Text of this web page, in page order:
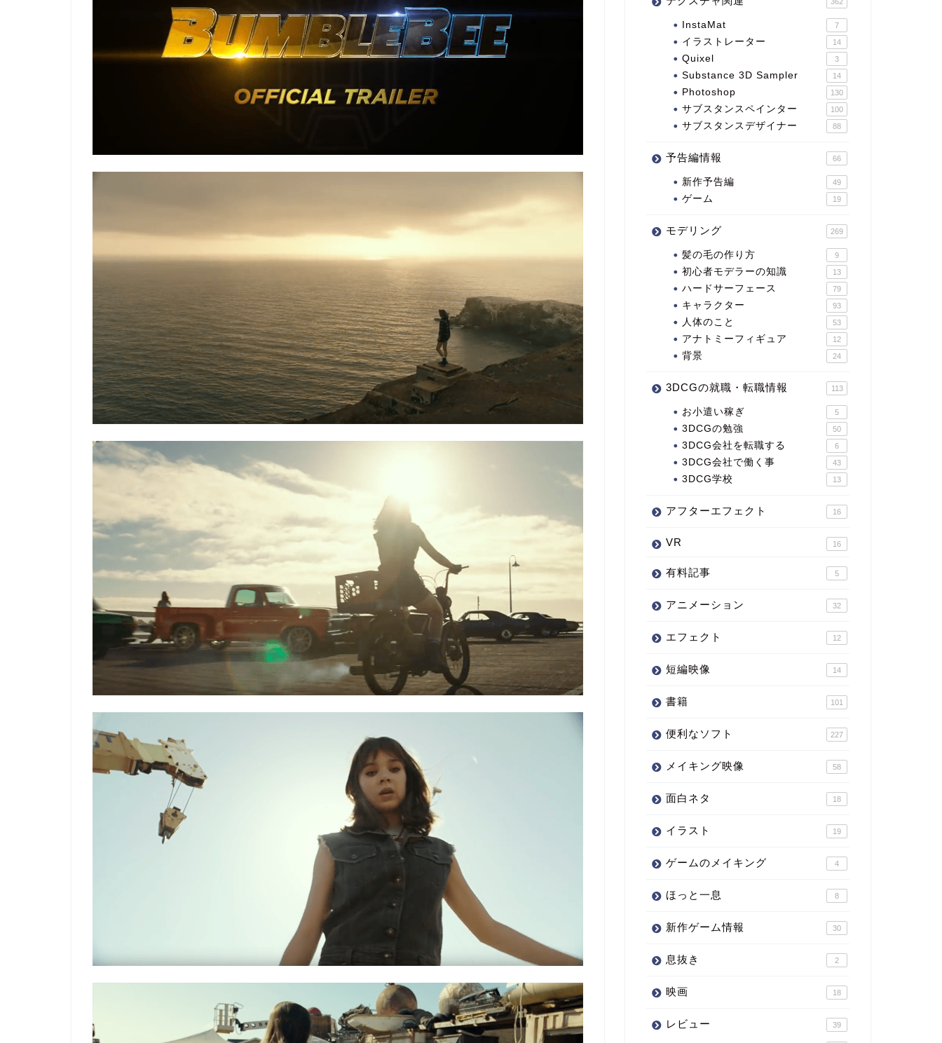
InstaMat 7
イラストレーター 14
Quixel 3
Substance 3D Sampler 14
Photoshop 130
サブスタンスペインター 100
サブスタンスデザイナー 88
予告編情報 66
新作予告編 49
ゲーム 19
モデリング 269
髪の毛の作り方 9
初心者モデラーの知識 13
ハードサーフェース 79
キャラクター 93
人体のこと 53
アナトミーフィギュア 12
背景 24
3DCGの就職・転職情報 113
お小遣い稼ぎ 5
3DCGの勉強 50
3DCG会社を転職する 6
3DCG会社で働く事 43
3DCG学校 13
アフターエフェクト 16
VR 16
有料記事 5
アニメーション 32
エフェクト 12
短編映像 14
書籍 101
便利なソフト 227
メイキング映像 58
面白ネタ 18
イラスト 19
ゲームのメイキング 4
ほっと一息 8
新作ゲーム情報 30
息抜き 2
映画 18
レビュー 39